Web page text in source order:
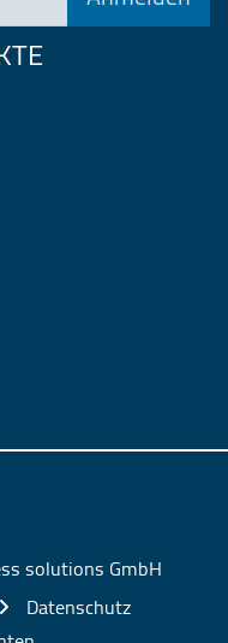
solutions GmbH
Datenschutz